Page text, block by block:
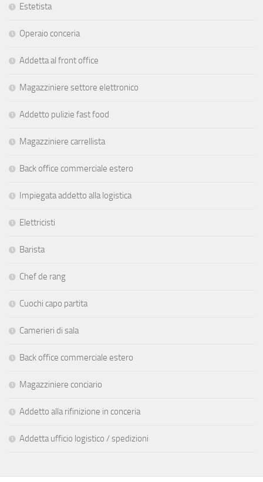
Estetista
Operaio conceria
Addetta al front office
Magazziniere settore elettronico
Addetto pulizie fast food
Magazziniere carrellista
Back office commerciale estero
Impiegata addetto alla logistica
Elettricisti
Barista
Chef de rang
Cuochi capo partita
Camerieri di sala
Back office commerciale estero
Magazziniere conciario
Addetto alla rifinizione in conceria
Addetta ufficio logistico / spedizioni